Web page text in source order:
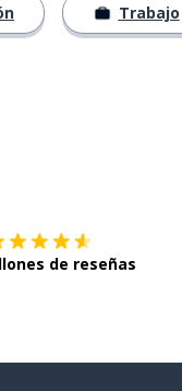
Trabajo
de reseñas